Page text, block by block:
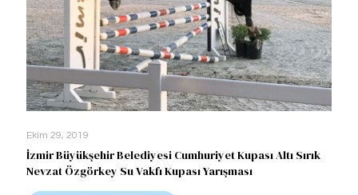
Ekim 29, 2019
İzmir Büyükşehir Belediyesi Cumhuriyet Kupası Altı Sırık
Nevzat Özgörkey Su Vakfı Kupası Yarışması